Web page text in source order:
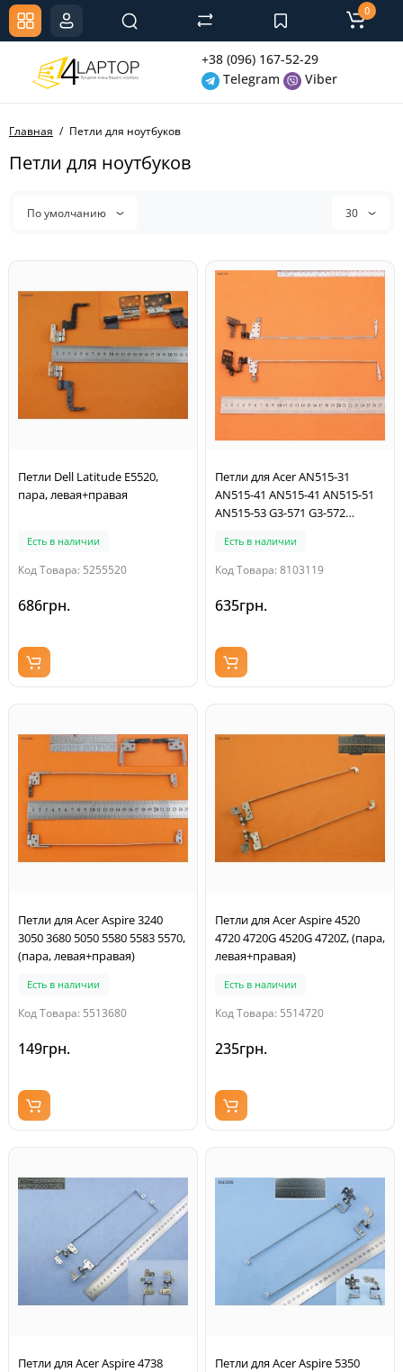
+38 (096) 167-52-29
Telegram
Viber
0
Главная Петли для ноутбуков
Петли для ноутбуков
По умолчанию 30
Петли Dell Latitude E5520,
пара, левая+правая
Есть в наличии
Код Товара: 5255520
686грн.
Петли для Acer AN515-31
AN515-41 AN515-41 AN515-51
AN515-53 G3-571 G3-572
Есть в наличии
Код Товара: 8103119
635грн.
Петли для Acer Aspire 3240
3050 3680 5050 5580 5583 5570,
(пара, левая+правая)
Есть в наличии
Код Товара: 5513680
149грн.
Петли для Acer Aspire 4520
4720 4720G 4520G 4720Z, (пара,
левая+правая)
Есть в наличии
Код Товара: 5514720
235грн.
Петли для Acer Aspire 4738
Петли для Acer Aspire 5350